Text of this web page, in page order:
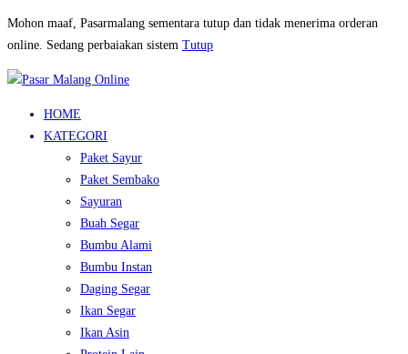
Mohon maaf, Pasarmalang sementara tutup dan tidak menerima orderan
online. Sedang perbaiakan sistem Tutup
HOME
KATEGORI
Paket Sayur
Paket Sembako
Sayuran
Buah Segar
Bumbu Alami
Bumbu Instan
Daging Segar
Ikan Segar
Ikan Asin